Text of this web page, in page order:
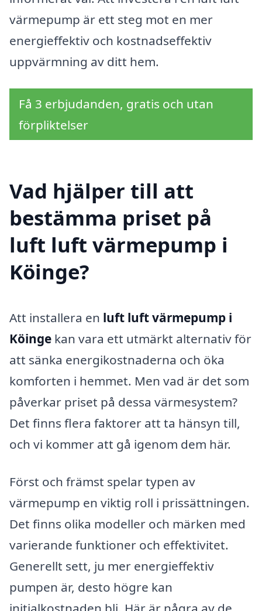
värmepump är ett steg mot en mer
energieffektiv och kostnadseffektiv
uppvärmning av ditt hem.
Få 3 erbjudanden, gratis och utan
förpliktelser
Vad hjälper till att
bestämma priset på
luft luft värmepump i
Köinge?
Att installera en luft luft värmepump i
Köinge kan vara ett utmärkt alternativ för
att sänka energikostnaderna och öka
komforten i hemmet. Men vad är det som
påverkar priset på dessa värmesystem?
Det finns flera faktorer att ta hänsyn till,
och vi kommer att gå igenom dem här.
Först och främst spelar typen av
värmepump en viktig roll i prissättningen.
Det finns olika modeller och märken med
varierande funktioner och effektivitet.
Generellt sett, ju mer energieffektiv
pumpen är, desto högre kan